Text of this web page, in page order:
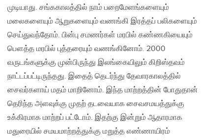
முடியாது. சங்ககாலத்தில் நாம் பறைமேளங்களையும்
மலைகளையும் ஆறுகளையும் வணங்கி இரத்தப் பலிகளையும்
செய்துவந்தோம். பின்பு சமணர்கள் மரபில் கண்ணகியையும்
பௌத்த மரபில் புத்தரையும் வணங்கினோம். 2000
வருடங்களுக்கு முன்பிருந்து இலங்கையிலும் கிறிஸ்தவம்
நாட்டப்பட்டிருந்தது. இதைத் தெடர்ந்து தேவாரகாலத்தில்
சைவர்களாய் மதம் மாறினோம். இந்த மாற்றத்தின் போதுதான்
தெரிந்த அளவுக்கு முதற் தடவையாக சைவசமயத்துக்கு
உக்கிரமாக மாற்றப் பட்டோம். இதற்கு இன்றும் ஆதாரமாக
மதுரையில் சமயமாற்றத்துக்கு மறுத்த எண்ணாயிரம்